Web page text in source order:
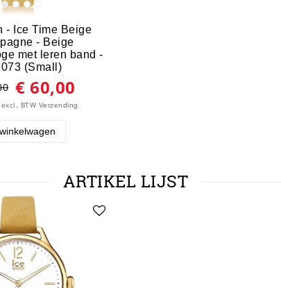
- Ice Time Beige
- Beige
met leren band -
(Small)
€ 60,00
excl. BTW Verzending
ARTIKEL LIJST